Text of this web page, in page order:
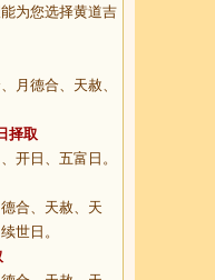
为您选择黄道吉
月德合、天赦、
择取
开日、五富日。
合、天赦、天
世日。